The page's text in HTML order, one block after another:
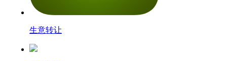
生意转让